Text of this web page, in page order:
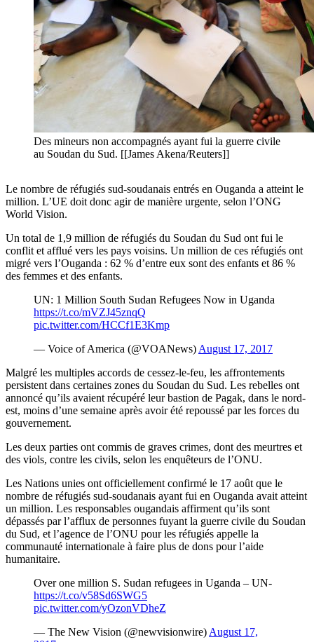
Des mineurs non accompagnés ayant fui la guerre civile
au Soudan du Sud. [[James Akena/Reuters]]
Le nombre de réfugiés sud-soudanais entrés en Ouganda a atteint le
million. L’UE doit donc agir de manière urgente, selon l’ONG
World Vision.
Un total de 1,9 million de réfugiés du Soudan du Sud ont fui le
conflit et afflué vers les pays voisins. Un million de ces réfugiés ont
migré vers l’Ouganda : 62 % d’entre eux sont des enfants et 86 %
des femmes et des enfants.
UN: 1 Million South Sudan Refugees Now in Uganda
https://t.co/mVZJ45znqQ
pic.twitter.com/HCCf1E3Kmp
— Voice of America (@VOANews) August 17, 2017
Malgré les multiples accords de cessez-le-feu, les affrontements
persistent dans certaines zones du Soudan du Sud. Les rebelles ont
annoncé qu’ils avaient récupéré leur bastion de Pagak, dans le nord-
est, moins d’une semaine après avoir été repoussé par les forces du
gouvernement.
Les deux parties ont commis de graves crimes, dont des meurtres et
des viols, contre les civils, selon les enquêteurs de l’ONU.
Les Nations unies ont officiellement confirmé le 17 août que le
nombre de réfugiés sud-soudanais ayant fui en Ouganda avait atteint
un million. Les responsables ougandais affirment qu’ils sont
dépassés par l’afflux de personnes fuyant la guerre civile du Soudan
du Sud, et l’agence de l’ONU pour les réfugiés appelle la
communauté internationale à faire plus de dons pour l’aide
humanitaire.
Over one million S. Sudan refugees in Uganda – UN-
https://t.co/v58Sd6SWG5
pic.twitter.com/yOzonVDheZ
— The New Vision (@newvisionwire) August 17,